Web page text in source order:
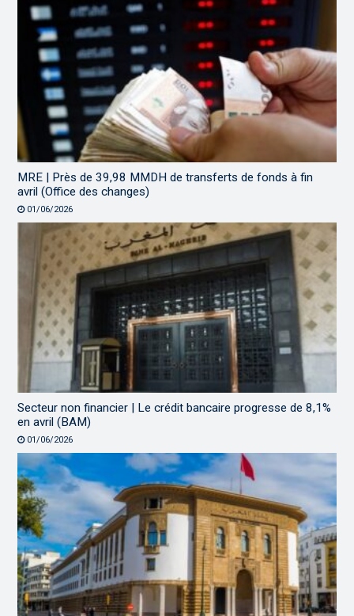
MRE | Près de 39,98 MMDH de transferts de fonds à fin
avril (Office des changes)
01/06/2026
Secteur non financier | Le crédit bancaire progresse de 8,1%
en avril (BAM)
01/06/2026